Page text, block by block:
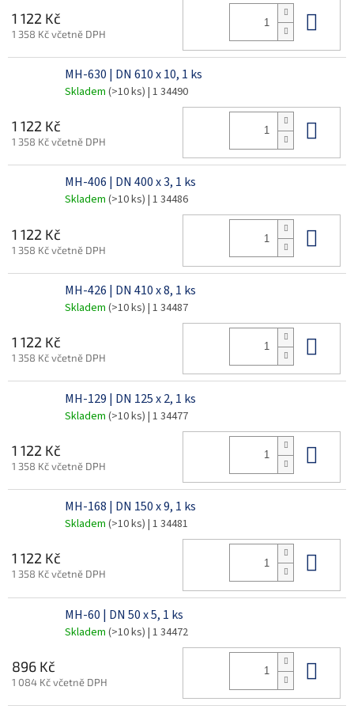
1 122 Kč
1 358 Kč včetně DPH
MH-630 | DN 610 x 10, 1 ks
Skladem (>10 ks) | 1 34490
1 122 Kč
1 358 Kč včetně DPH
MH-406 | DN 400 x 3, 1 ks
Skladem (>10 ks) | 1 34486
1 122 Kč
1 358 Kč včetně DPH
MH-426 | DN 410 x 8, 1 ks
Skladem (>10 ks) | 1 34487
1 122 Kč
1 358 Kč včetně DPH
MH-129 | DN 125 x 2, 1 ks
Skladem (>10 ks) | 1 34477
1 122 Kč
1 358 Kč včetně DPH
MH-168 | DN 150 x 9, 1 ks
Skladem (>10 ks) | 1 34481
1 122 Kč
1 358 Kč včetně DPH
MH-60 | DN 50 x 5, 1 ks
Skladem (>10 ks) | 1 34472
896 Kč
1 084 Kč včetně DPH